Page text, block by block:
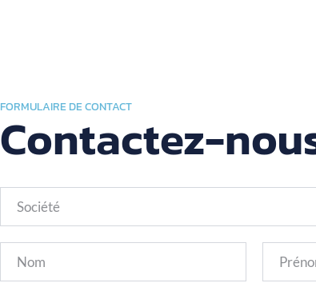
FORMULAIRE DE CONTACT
Contactez-